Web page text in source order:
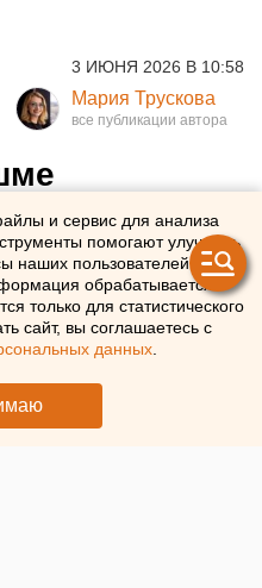
3 ИЮНЯ 2026 В 10:58
Мария Трускова
семейная
первую семейную
и сервис для анализа
помогают улучшать
наших пользователей и
обрабатывается в
только для статистического
сайт, вы соглашаетесь с
данных